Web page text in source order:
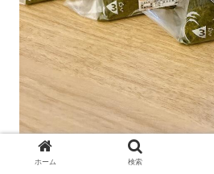
ホーム 検索